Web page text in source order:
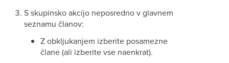
S skupinsko akcijo neposredno v glavnem
seznamu članov:
Z obkljukanjem izberite posamezne
člane (ali izberite vse naenkrat).